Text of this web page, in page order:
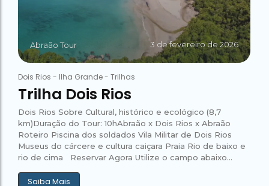
Abraão Tour 3 de fevereiro de 2026
Dois Rios - Ilha Grande- Trilhas
Trilha Dois Rios
Dois Rios Sobre Cultural, histórico e ecológico (8,7
km)Duração do Tour: 10hAbraão x Dois Rios x Abraão
Roteiro Piscina dos soldados Vila Militar de Dois Rios
Museus do cárcere e cultura caiçara Praia Rio de baixo e
rio de cima Reservar Agora Utilize o campo abaixo...
Saiba Mais